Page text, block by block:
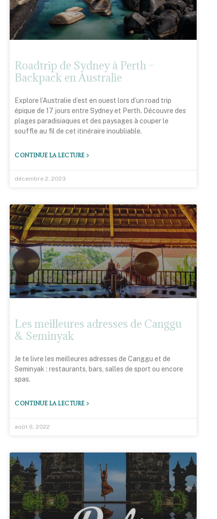
Roadtrip de Sydney à Perth –
Backpack en Australie
Explore l’Australie d’est en ouest lors d’un road trip
épique de 17 jours entre Sydney et Perth. Découvre des
plages paradisiaques et des paysages à couper le
souffle au fil de cet itinéraire inoubliable.
CONTINUE LA LECTURE >
décembre 2, 2023
Les meilleures adresses de Canggu
& Seminyak
Je te livre les meilleures adresses de Canggu et de
Seminyak : restaurants, bars, salles de sport ou encore
spas.
CONTINUE LA LECTURE >
août 6, 2022